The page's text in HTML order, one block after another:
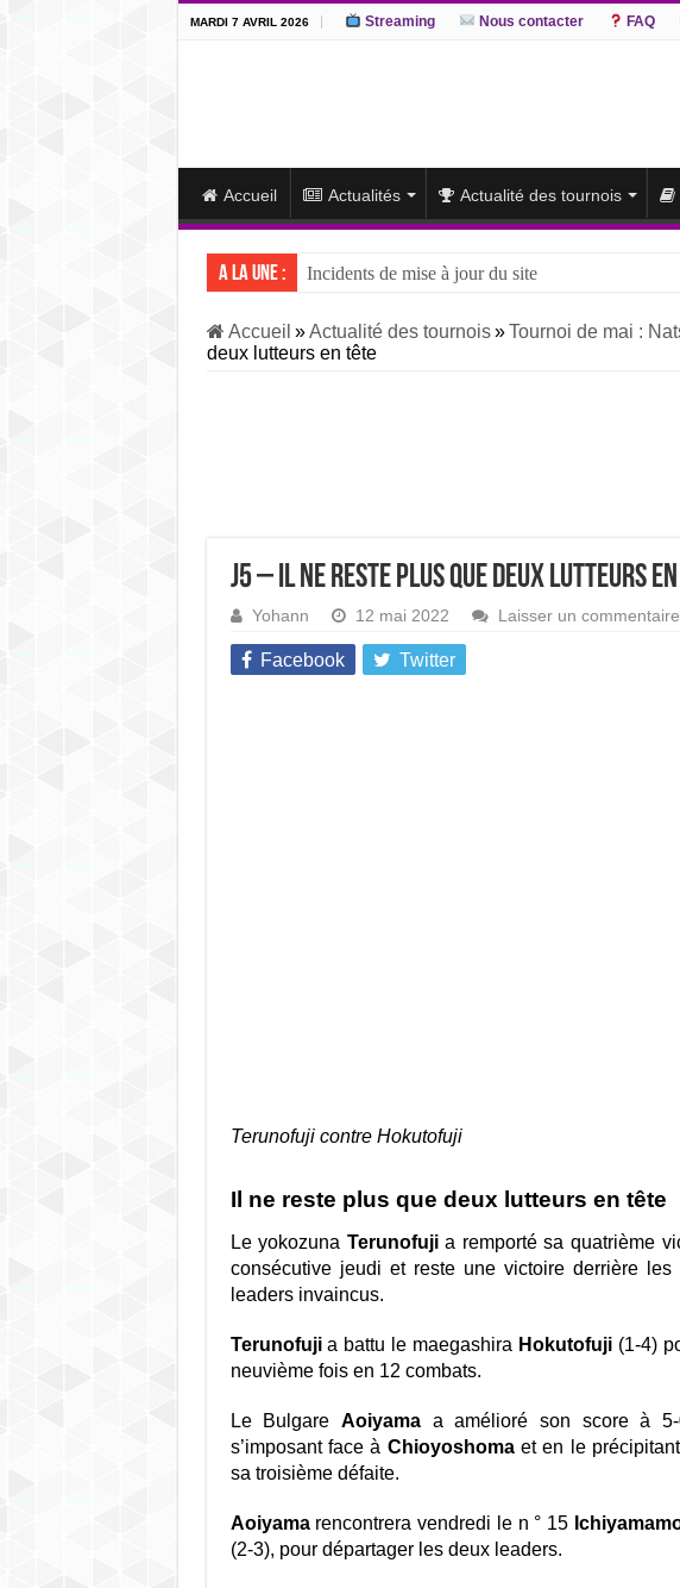
MARDI 7 AVRIL 2026 Streaming Nous contacter FAQ
Accueil Actualités Actualité des tournois
A la une :
Incidents de mise à jour du site
J14 – Aonishiki dominé par Onosato et Atamifuji
J13 – Aonishiki conserve la tête du classement
Accueil » Actualité des tournois » Tournoi de mai :
deux lutteurs en tête
J5 – Il ne reste plus que deux lutteurs
Yohann 12 mai 2022 Laisser un commentaire
Facebook Twitter
Terunofuji contre Hokutofuji
Il ne reste plus que deux lutteurs en tête
Le yokozuna Terunofujia remporté sa quatrième
consécutive jeudi et reste une victoire derrière les
leaders invaincus.
Terunofujia battu le maegashira Hokutofuji(1-4)
neuvième fois en 12 combats.
Le Bulgare Aoiyamaa amélioré son score à
s’imposant face à Chioyoshomaet en le
sa troisième défaite.
Aoiyamarencontrera vendredi le n ° 15
(2-3), pour départager les deux leaders.